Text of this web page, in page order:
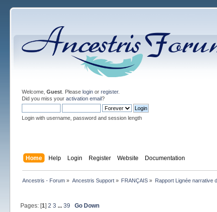
Welcome, Guest. Please loginor register.
Did you miss your activation email?
Login with username, password and session length
Home Help Login Register Website Documentation
Ancestris - Forum » Ancestris Support» FRANÇAIS » Rapport Lignée narrative
Pages: [1] 2 3 ... 39 Go Down